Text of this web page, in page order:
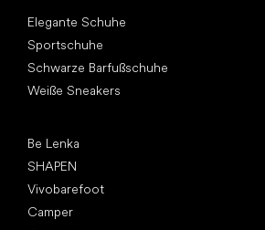
Elegante Schuhe
Sportschuhe
Schwarze Barfußschuhe
Weiße Sneakers
Be Lenka
SHAPEN
Vivobarefoot
Camper